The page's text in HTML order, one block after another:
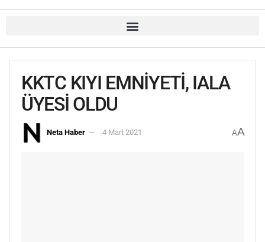
KKTC KIYI EMNİYETİ, IALA
ÜYESİ OLDU
Neta Haber 4 Mart 2021 AA